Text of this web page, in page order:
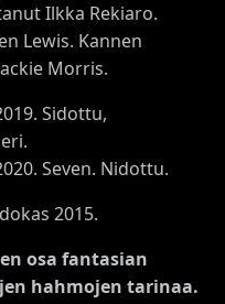
Ilkka Rekiaro.
Lewis. Kannen
Morris.
Sidottu,
Seven. Nidottu.
2015.
osa fantasian
hahmojen tarinaa.